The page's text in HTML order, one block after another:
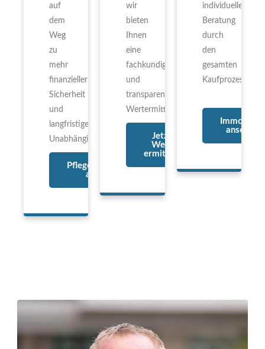
auf
dem
Weg
zu
mehr
finanzieller
Sicherheit
und
langfristiger
Unabhängigkeit.
Pflegeimmobilien
ansehen
wir
bieten
Ihnen
eine
fachkundige
und
transparente
Wertermittlung.
Jetzt
Wert
ermitteln
individueller
Beratung
durch
den
gesamten
Kaufprozess.
Immobilien
ansehen